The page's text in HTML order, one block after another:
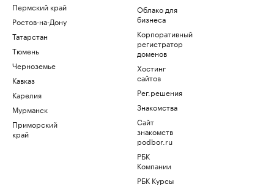
Пермский край
Ростов-на-Дону
Татарстан
Тюмень
Черноземье
Кавказ
Карелия
Мурманск
Приморский
край
Облако для
бизнеса
Корпоративный
регистратор
доменов
Хостинг
сайтов
Рег.решения
Знакомства
Сайт
знакомств
podbor.ru
РБК
Компании
РБК Курсы